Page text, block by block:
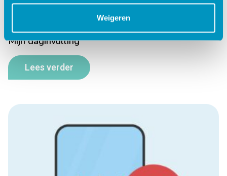
Weigeren
Mijn daginvulling
Lees verder